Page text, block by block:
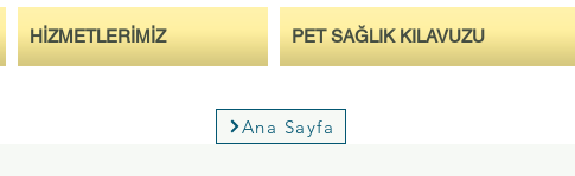
HİZMETLERİMİZ PET SAĞLIK KILAVUZU
Ana Sayfa